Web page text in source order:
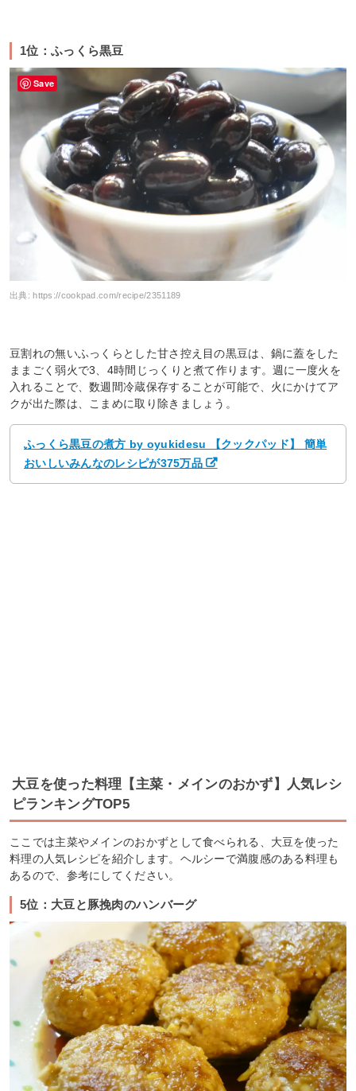
1位：ふっくら黒豆
出典:https://cookpad.com/recipe/2351189
豆割れの無いふっくらとした甘さ控え目の黒豆は、鍋に蓋をした
ままごく弱火で3、4時間じっくりと煮て作ります。週に一度火を
入れることで、数週間冷蔵保存することが可能で、火にかけてア
クが出た際は、こまめに取り除きましょう。
ふっくら黒豆の煮方 by oyukidesu 【クックパッド】 簡単
おいしいみんなのレシピが375万品
大豆を使った料理【主菜・メインのおかず】人気レシ
ピランキングTOP5
ここでは主菜やメインのおかずとして食べられる、大豆を使った
料理の人気レシピを紹介します。ヘルシーで満腹感のある料理も
あるので、参考にしてください。
5位：大豆と豚挽肉のハンバーグ
Save